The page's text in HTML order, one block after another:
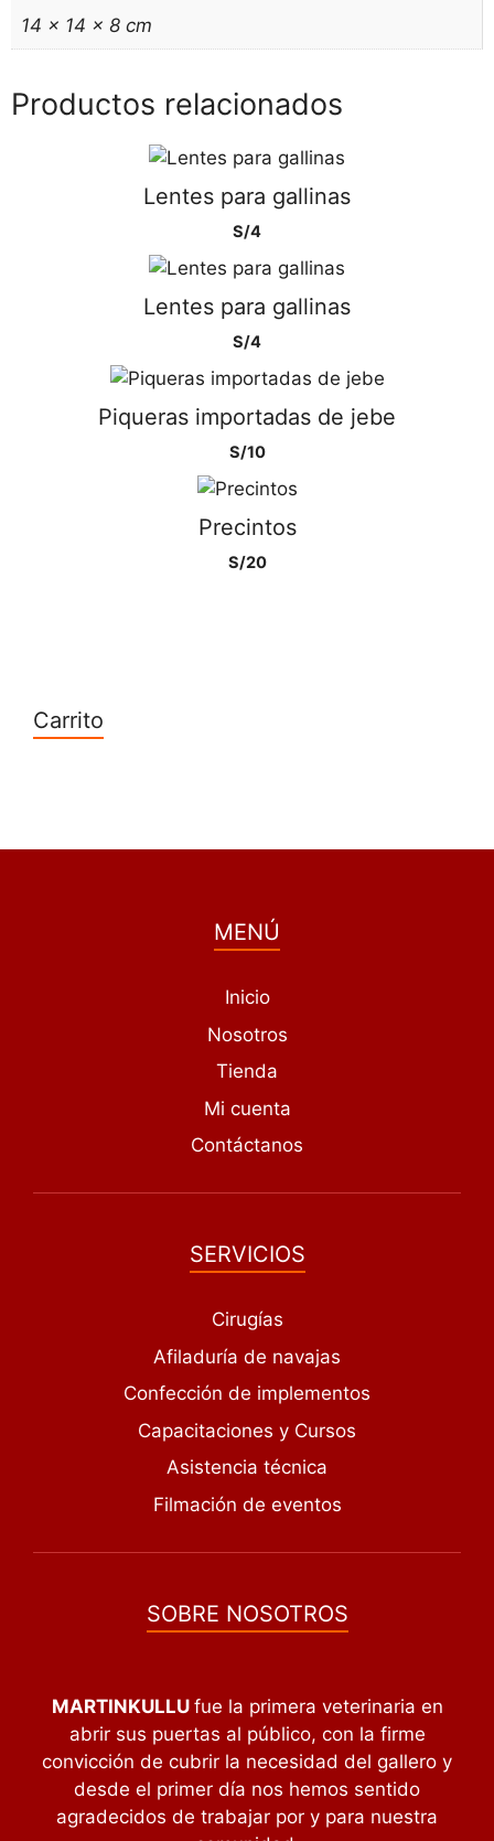
14 × 14 × 8 cm
Productos relacionados
Lentes para gallinas
S/4
Lentes para gallinas
S/4
Piqueras importadas de jebe
S/10
Precintos
S/20
Carrito
MENÚ
Inicio
Nosotros
Tienda
Mi cuenta
Contáctanos
SERVICIOS
Cirugías
Afiladuría de navajas
Confección de implementos
Capacitaciones y Cursos
Asistencia técnica
Filmación de eventos
SOBRE NOSOTROS
MARTINKULLU fue la primera veterinaria en
abrir sus puertas al público, con la firme
convicción de cubrir la necesidad del gallero y
desde el primer día nos hemos sentido
agradecidos de trabajar por y para nuestra